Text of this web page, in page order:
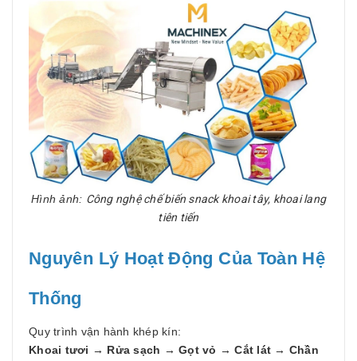
Hình ảnh: Công nghệ chế biến snack khoai tây, khoai lang
tiên tiến
Nguyên Lý Hoạt Động Của Toàn Hệ
Thống
Quy trình vận hành khép kín:
Khoai tươi → Rửa sạch → Gọt vỏ → Cắt lát → Chần